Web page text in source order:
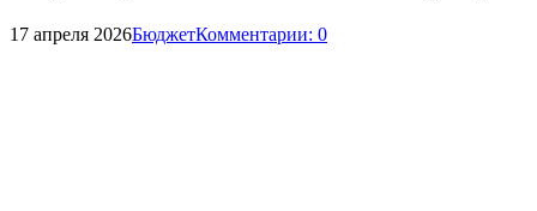
17 апреля 2026БюджетКомментарии: 0